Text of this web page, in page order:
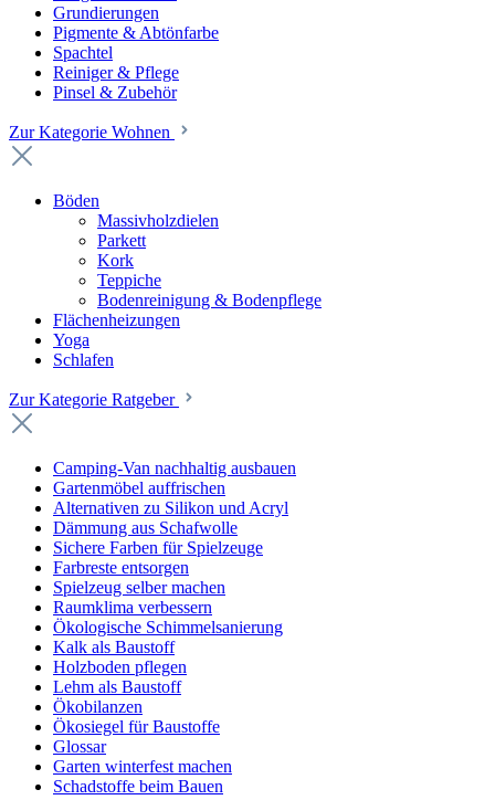
Grundierungen
Pigmente & Abtönfarbe
Spachtel
Reiniger & Pflege
Pinsel & Zubehör
Zur Kategorie Wohnen
Böden
Massivholzdielen
Parkett
Kork
Teppiche
Bodenreinigung & Bodenpflege
Flächenheizungen
Yoga
Schlafen
Zur Kategorie Ratgeber
Camping-Van nachhaltig ausbauen
Gartenmöbel auffrischen
Alternativen zu Silikon und Acryl
Dämmung aus Schafwolle
Sichere Farben für Spielzeuge
Farbreste entsorgen
Spielzeug selber machen
Raumklima verbessern
Ökologische Schimmelsanierung
Kalk als Baustoff
Holzboden pflegen
Lehm als Baustoff
Ökobilanzen
Ökosiegel für Baustoffe
Glossar
Garten winterfest machen
Schadstoffe beim Bauen